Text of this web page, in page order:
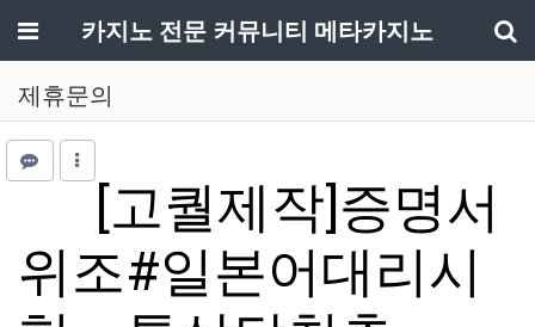
메뉴카지노 전문 커뮤니티 메타카지노
제휴문의
[고퀄제작]증명서
위조#일본어대리시